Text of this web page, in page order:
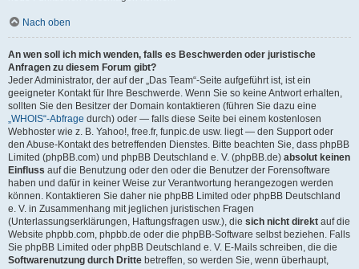
Nach oben
An wen soll ich mich wenden, falls es Beschwerden oder juristische
Anfragen zu diesem Forum gibt?
Jeder Administrator, der auf der „Das Team“-Seite aufgeführt ist, ist ein
geeigneter Kontakt für Ihre Beschwerde. Wenn Sie so keine Antwort erhalten,
sollten Sie den Besitzer der Domain kontaktieren (führen Sie dazu eine
„WHOIS“-Abfrage durch) oder — falls diese Seite bei einem kostenlosen
Webhoster wie z. B. Yahoo!, free.fr, funpic.de usw. liegt — den Support oder
den Abuse-Kontakt des betreffenden Dienstes. Bitte beachten Sie, dass phpBB
Limited (phpBB.com) und phpBB Deutschland e. V. (phpBB.de) absolut keinen
Einfluss auf die Benutzung oder den oder die Benutzer der Forensoftware
haben und dafür in keiner Weise zur Verantwortung herangezogen werden
können. Kontaktieren Sie daher nie phpBB Limited oder phpBB Deutschland
e. V. in Zusammenhang mit jeglichen juristischen Fragen
(Unterlassungserklärungen, Haftungsfragen usw.), die sich nicht direkt auf die
Website phpbb.com, phpbb.de oder die phpBB-Software selbst beziehen. Falls
Sie phpBB Limited oder phpBB Deutschland e. V. E-Mails schreiben, die die
Softwarenutzung durch Dritte betreffen, so werden Sie, wenn überhaupt,